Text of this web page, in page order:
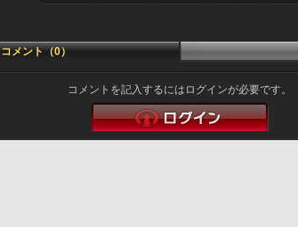
コメント（0）
コメントを記入するにはログインが必要です。